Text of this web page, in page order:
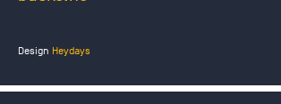
Design Heydays